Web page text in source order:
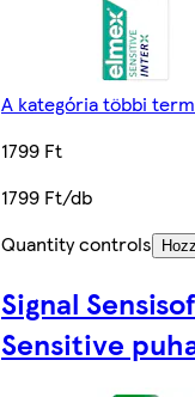
A kategória többi
1799 Ft
1799 Ft/db
Quantity controls
Signal
Sensitive